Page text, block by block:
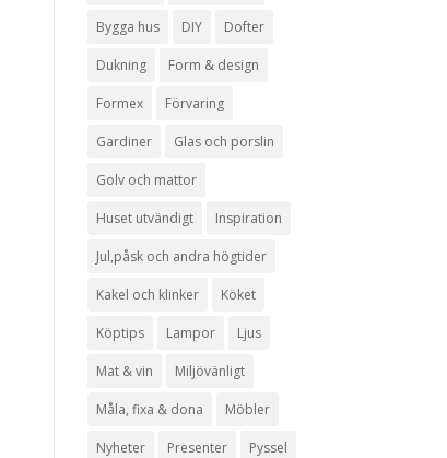
Bygga hus DIY Dofter
Dukning Form & design
Formex Förvaring
Gardiner Glas och porslin
Golv och mattor
Huset utvändigt Inspiration
Jul,påsk och andra högtider
Kakel och klinker Köket
Köptips Lampor Ljus
Mat & vin Miljövänligt
Måla, fixa & dona Möbler
Nyheter Presenter Pyssel